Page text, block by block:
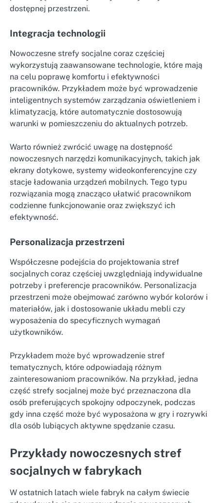
dostępnej przestrzeni.
Integracja technologii
Nowoczesne strefy socjalne coraz częściej
wykorzystują zaawansowane technologie, które mają
na celu poprawę komfortu i efektywności
pracowników. Przykładem może być wprowadzenie
inteligentnych systemów zarządzania oświetleniem i
klimatyzacją, które automatycznie dostosowują
warunki w pomieszczeniu do aktualnych potrzeb.
Warto również zwrócić uwagę na dostępność
nowoczesnych narzędzi komunikacyjnych, takich jak
ekrany dotykowe, systemy wideokonferencyjne czy
stacje ładowania urządzeń mobilnych. Tego typu
rozwiązania mogą znacząco ułatwić pracownikom
codzienne funkcjonowanie oraz zwiększyć ich
efektywność.
Personalizacja przestrzeni
Współczesne podejścia do projektowania stref
socjalnych coraz częściej uwzględniają indywidualne
potrzeby i preferencje pracowników. Personalizacja
przestrzeni może obejmować zarówno wybór kolorów i
materiałów, jak i dostosowanie układu mebli czy
wyposażenia do specyficznych wymagań
użytkowników.
Przykładem może być wprowadzenie stref
tematycznych, które odpowiadają różnym
zainteresowaniom pracowników. Na przykład, jedna
część strefy socjalnej może być przeznaczona dla
osób preferujących spokojny odpoczynek, podczas
gdy inna część może być wyposażona w gry i rozrywki
dla osób lubiących aktywne spędzanie czasu.
Przykłady nowoczesnych stref
socjalnych w fabrykach
W ostatnich latach wiele fabryk na całym świecie